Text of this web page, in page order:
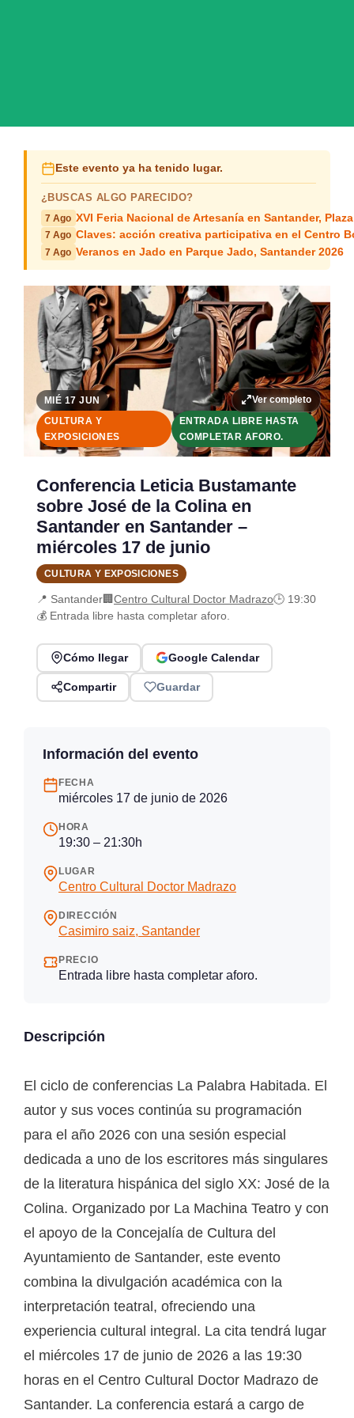
Este evento ya ha tenido lugar.
¿BUSCAS ALGO PARECIDO?
7 Ago XVI Feria Nacional de Artesanía en Santander,
7 Ago Claves: acción creativa participativa en el Centro
7 Ago Veranos en Jado en Parque Jado, Santander 2026
Ver completo
MIÉ 17 JUN
CULTURA Y
EXPOSICIONES
ENTRADA LIBRE HASTA
COMPLETAR AFORO.
Conferencia Leticia Bustamante
sobre José de la Colina en
Santander en Santander –
miércoles 17 de junio
CULTURA Y EXPOSICIONES
📍 Santander🏢Centro Cultural Doctor Madrazo🕒 19:30
💰 Entrada libre hasta completar aforo.
Cómo llegar Google Calendar
Compartir Guardar
Información del evento
FECHA
miércoles 17 de junio de 2026
HORA
19:30 – 21:30h
LUGAR
Centro Cultural Doctor Madrazo
DIRECCIÓN
Casimiro saiz, Santander
PRECIO
Entrada libre hasta completar aforo.
Descripción
El ciclo de conferencias La Palabra Habitada. El
autor y sus voces continúa su programación
para el año 2026 con una sesión especial
dedicada a uno de los escritores más singulares
de la literatura hispánica del siglo XX: José de la
Colina. Organizado por La Machina Teatro y con
el apoyo de la Concejalía de Cultura del
Ayuntamiento de Santander, este evento
combina la divulgación académica con la
interpretación teatral, ofreciendo una
experiencia cultural integral. La cita tendrá lugar
el miércoles 17 de junio de 2026 a las 19:30
horas en el Centro Cultural Doctor Madrazo de
Santander. La conferencia estará a cargo de